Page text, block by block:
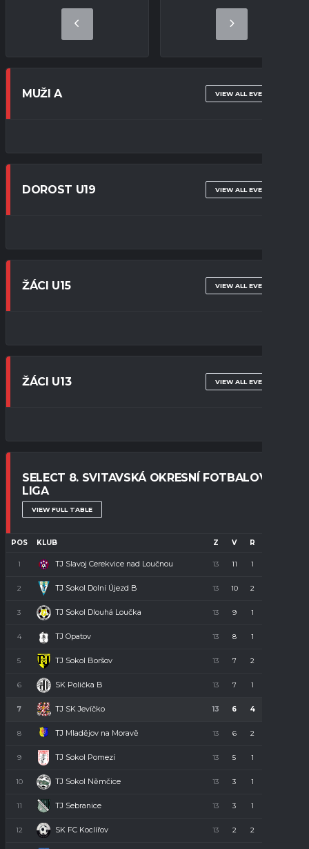
MUŽI A VIEW ALL EVENTS
DOROST U19 VIEW ALL EVENTS
ŽÁCI U15 VIEW ALL EVENTS
ŽÁCI U13 VIEW ALL EVENTS
SELECT 8. SVITAVSKÁ OKRESNÍ FOTBALOVÁ
LIGA
VIEW FULL TABLE
POS KLUB Z V R
1 TJ Slavoj Cerekvice nad Loučnou 13 11 1
2 TJ Sokol Dolní Újezd B 13 10 2
3 TJ Sokol Dlouhá Loučka 13 9 1
4 TJ Opatov 13 8 1
5 TJ Sokol Boršov 13 7 2
6 SK Polička B 13 7 1
7 TJ SK Jevíčko 13 6 4
8 TJ Mladějov na Moravě 13 6 2
9 TJ Sokol Pomezí 13 5 1
10 TJ Sokol Němčice 13 3 1
11 TJ Sebranice 13 3 1
12 SK FC Koclířov 13 2 2